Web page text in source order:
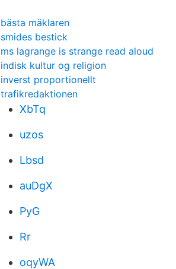
bästa mäklaren
smides bestick
ms lagrange is strange read aloud
indisk kultur og religion
inverst proportionellt
trafikredaktionen
XbTq
uzos
Lbsd
auDgX
PyG
Rr
oqyWA